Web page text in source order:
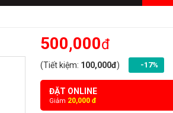
500,000đ
(Tiết kiệm: 100,000đ) -17%
ĐẶT ONLINE
Giảm 20,000 đ